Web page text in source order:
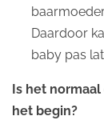
Daardoor
baby pas
Is het
het begin?